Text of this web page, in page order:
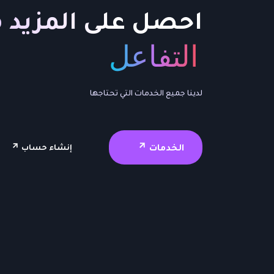
احصل على
التفاعل
لدينا جميع الخدمات التي تحتاجها
الخدمات إنشاء حساب